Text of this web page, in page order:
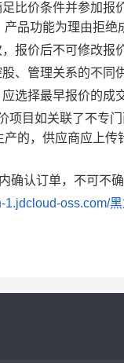
比价条件并参加
品功能为理由拒
报价后不可修改
、管理关系的不同
选择最早报价的成
项目如关联了不专
的，供应商应上
确认订单，不可不
1.jdcloud-oss.com/